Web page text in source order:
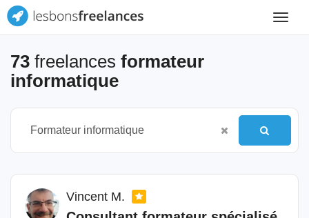
Toggle
73 freelances formateur
informatique
Vincent M.